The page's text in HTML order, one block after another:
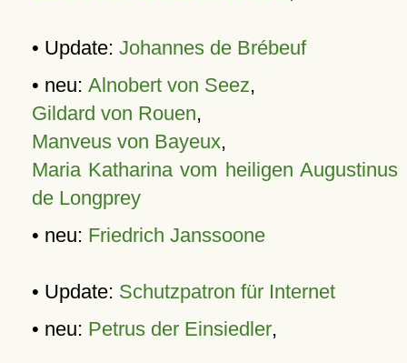
• Update: Johannes de Brébeuf
• neu: Alnobert von Seez,
Gildard von Rouen,
Manveus von Bayeux,
Maria Katharina vom heiligen Augustinus
de Longprey
• neu: Friedrich Janssoone
• Update: Schutzpatron für Internet
• neu: Petrus der Einsiedler,